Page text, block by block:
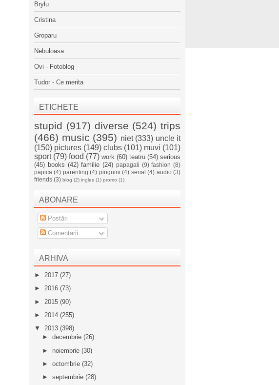
Brylu
Cristina
Groparu
Nebuloasa
Ovi - Fotoblog
Tudor - Ce merita
ETICHETE
stupid (917) diverse (524) trips
(466) music (395) niet (333) uncle it
(150) pictures (149) clubs (101) muvi (101)
sport (79) food (77) work (60) teatru (54) serious
(45) books (42) familie (24) papagali (9) fashion (8)
papica (4) parenting (4) pinguini (4) serial (4) audio (3)
friends (3) blog (2) ingles (1) promo (1)
ABONARE
Postări
Comentarii
ARHIVA
► 2017 (27)
► 2016 (73)
► 2015 (90)
► 2014 (255)
▼ 2013 (398)
► decembrie (26)
► noiembrie (30)
► octombrie (32)
► septembrie (28)